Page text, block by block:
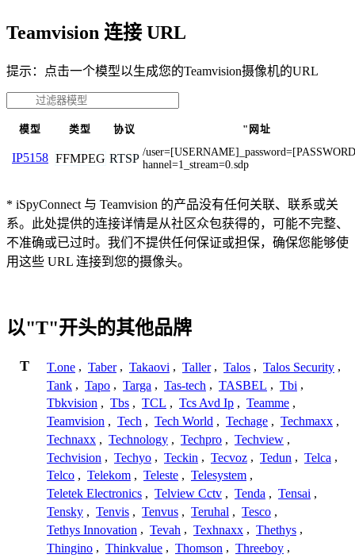
Teamvision 连接 URL
提示：点击一个模型以生成您的Teamvision摄像机的URL
模型 类型 协议 "网址
IP5158 FFMPEG RTSP /
hannel=1_stream=0.sdp
* iSpyConnect 与 Teamvision 的产品没有任何关联、联系或关
系。此处提供的连接详情是从社区众包获得的，可能不完整、
不准确或已过时。我们不提供任何保证或担保，确保您能够使
用这些 URL 连接到您的摄像头。
以"T"开头的其他品牌
T T.one , Taber , Takaovi , Taller , Talos , Talos Security ,
Tank , Tapo , Targa , Tas-tech , TASBEL , Tbi ,
Tbkvision , Tbs , TCL , Tcs Avd Ip , Teamme ,
Teamvision , Tech , Tech World , Techage , Techmaxx ,
Technaxx , Technology , Techpro , Techview ,
Techvision , Techyo , Teckin , Tecvoz , Tedun , Telca ,
Telco , Telekom , Teleste , Telesystem ,
Teletek Electronics , Telview Cctv , Tenda , Tensai ,
Tensky , Tenvis , Tenvus , Teruhal , Tesco ,
Tethys Innovation , Tevah , Texhnaxx , Thethys ,
Thingino , Thinkvalue , Thomson , Threeboy ,